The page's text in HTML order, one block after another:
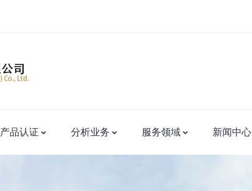
产品认证 分析业务 服务领域 新闻中心